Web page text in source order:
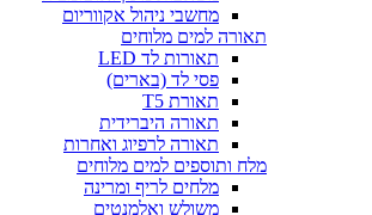
מחשבי ניהול אקווריום
תאורה למים מלוחים
תאורות לד LED
פסי לד (בארים)
תאורת T5
תאורה היברידית
תאורה לרפיוג ואחרות
מלח ותוספים למים מלוחים
מלחים לריף ומרינה
משולש ואלמנטים